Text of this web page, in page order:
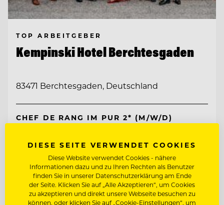
TOP ARBEITGEBER
Kempinski Hotel Berchtesgaden
83471 Berchtesgaden, Deutschland
CHEF DE RANG IM PUR 2* (M/W/D)
CHEF DE RANG BAR (M/W/D)
Entdecke alle Jobs
DIESE SEITE VERWENDET COOKIES
Diese Website verwendet Cookies - nähere
Informationen dazu und zu Ihren Rechten als Benutzer
finden Sie in unserer Datenschutzerklärung am Ende
der Seite. Klicken Sie auf „Alle Akzeptieren“, um Cookies
zu akzeptieren und direkt unsere Webseite besuchen zu
können, oder klicken Sie auf „Cookie-Einstellungen“, um